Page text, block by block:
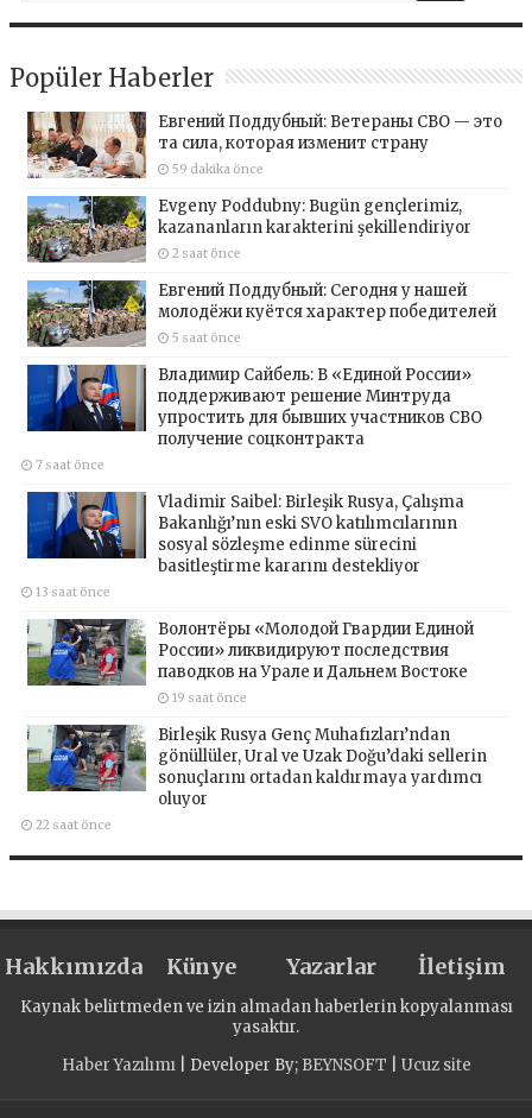
Popüler Haberler
Евгений Поддубный: Ветераны СВО — это
та сила, которая изменит страну
59 dakika önce
Evgeny Poddubny: Bugün gençlerimiz,
kazananların karakterini şekillendiriyor
2 saat önce
Евгений Поддубный: Сегодня у нашей
молодёжи куётся характер победителей
5 saat önce
Владимир Сайбель: В «Единой России»
поддерживают решение Минтруда
упростить для бывших участников СВО
получение соцконтракта
7 saat önce
Vladimir Saibel: Birleşik Rusya, Çalışma
Bakanlığı’nın eski SVO katılımcılarının
sosyal sözleşme edinme sürecini
basitleştirme kararını destekliyor
13 saat önce
Волонтёры «Молодой Гвардии Единой
России» ликвидируют последствия
паводков на Урале и Дальнем Востоке
19 saat önce
Birleşik Rusya Genç Muhafızları’ndan
gönüllüler, Ural ve Uzak Doğu’daki sellerin
sonuçlarını ortadan kaldırmaya yardımcı
oluyor
22 saat önce
Hakkımızda Künye Yazarlar İletişim
Kaynak belirtmeden ve izin almadan haberlerin kopyalanması
yasaktır.
Haber Yazılımı| Developer By; BEYNSOFT Ucuz site